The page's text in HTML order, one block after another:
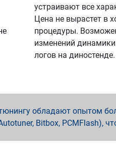
устраивают все
Цена не вырастет в
процедуры.
изменений динамики
логов на диностенде.
обладают опытом
Bitbox, PCMFlash),